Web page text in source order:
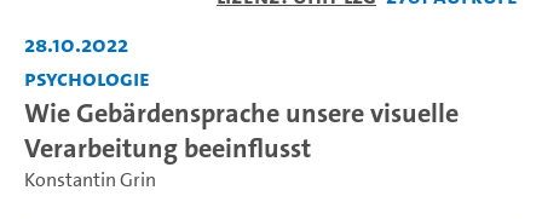
28.10.2022
Psychologie
Wie Gebärdensprache unsere visuelle
Verarbeitung beeinflusst
Konstantin Grin